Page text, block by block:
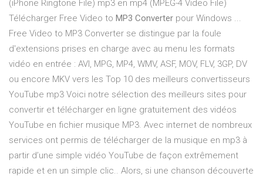
(iPhone Ringtone File) mp3 en mp4 (MPEG-4 Video File)
Télécharger Free Video to MP3 Converter pour Windows ...
Free Video to MP3 Converter se distingue par la foule
d'extensions prises en charge avec au menu les formats
vidéo en entrée : AVI, MPG, MP4, WMV, ASF, MOV, FLV, 3GP, DV
ou encore MKV vers les Top 10 des meilleurs convertisseurs
YouTube mp3 Voici notre sélection des meilleurs sites pour
convertir et télécharger en ligne gratuitement des vidéos
YouTube en fichier musique MP3. Avec internet de nombreux
services ont permis de télécharger de la musique en mp3 à
partir d’une simple vidéo YouTube de façon extrêmement
rapide et en un simple clic.. Alors, si une chanson découverte